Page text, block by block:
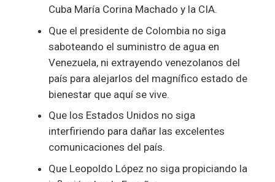
Cuba María Corina Machado y la CIA.
Que el presidente de Colombia no siga
saboteando el suministro de agua en
Venezuela, ni extrayendo venezolanos del
país para alejarlos del magnífico estado de
bienestar que aquí se vive.
Que los Estados Unidos no siga
interfiriendo para dañar las excelentes
comunicaciones del país.
Que Leopoldo López no siga propiciando la